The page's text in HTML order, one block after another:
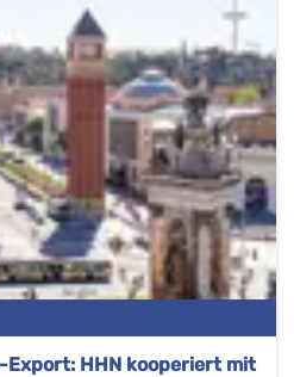
HHN kooperiert mit